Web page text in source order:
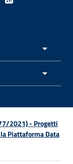
nuova finestra
finestra
- Apertura in
- Apertura in
esterno -
esterno -
- Sito
Feed RSS -
2021) - Progetti
Piattaforma Data